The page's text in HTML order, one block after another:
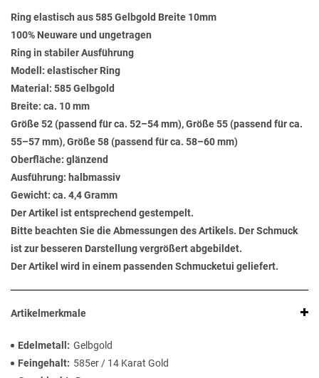
Ring elastisch aus 585 Gelbgold Breite 10mm
100% Neuware und ungetragen
Ring in stabiler Ausführung
Modell: elastischer Ring
Material: 585 Gelbgold
Breite: ca. 10 mm
Größe 52 (passend für ca. 52–54 mm), Größe 55 (passend für ca.
55–57 mm), Größe 58 (passend für ca. 58–60 mm)
Oberfläche: glänzend
Ausführung: halbmassiv
Gewicht: ca. 4,4 Gramm
Der Artikel ist entsprechend gestempelt.
Bitte beachten Sie die Abmessungen des Artikels. Der Schmuck
ist zur besseren Darstellung vergrößert abgebildet.
Der Artikel wird in einem passenden Schmucketui geliefert.
Artikelmerkmale
Edelmetall
Gelbgold
Feingehalt
585er / 14 Karat Gold